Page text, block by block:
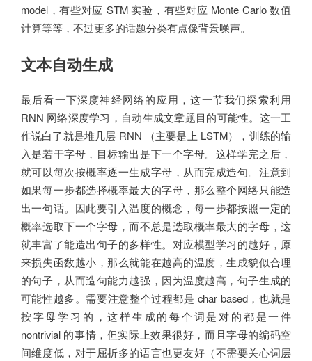
model，有些对应 STM 实验，有些对应 Monte Carlo 数值
计算等等，不过更多的话题分类有点像背景噪声。
文本自动生成
最后看一下深度神经网络的应用，这一节我们探索利用
RNN 网络深度学习，自动生成文章题目的可能性。这一工
作说白了就是堆几层 RNN （主要是上 LSTM），训练的输
入是若干字母，目标输出是下一个字母。这样学完之后，
就可以每次按概率逐一生成字母，从而完成造句。注意到
如果每一步都选择概率最大的字母，那么整个网络只能造
出一句话。因此要引入温度的概念，每一步都按照一定的
概率选取下一个字母，而不总是选取概率最大的字母，这
就丰富了能造出句子的多样性。对应模型学习的越好，原
来损失函数越小，那么就能在越高的温度，生成貌似合理
的句子，从而造句能力越强，因为温度越高，句子生成的
可能性越多。需要注意整个过程都是 char based，也就是
按字母学习的，这样生成的每个词是对的都是一件
nontrivial 的事情，但实际上效果很好，而且字母的编码空
间维度低，对于屈折多的语言也更友好（不需要关心词层